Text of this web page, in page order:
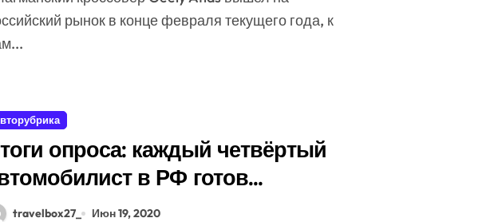
рынок в конце февраля текущего года, к
опроса: каждый четвёртый
в РФ готов
от вождения
travelbox27_ Июн 19, 2020